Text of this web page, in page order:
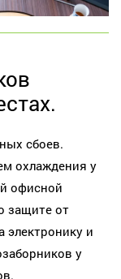
сбоев.
охлаждения у
офисной
защите от
электронику и
у